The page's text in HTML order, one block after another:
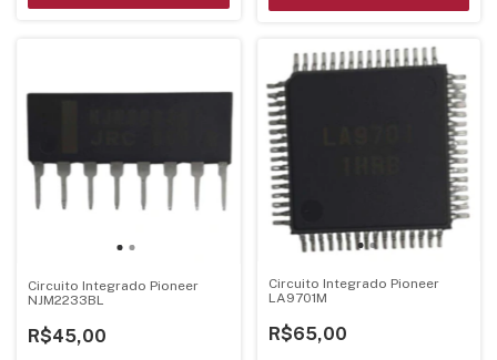
Circuito Integrado Pioneer
NJM2233BL
R$45,00
Circuito Integrado Pioneer
LA9701M
R$65,00